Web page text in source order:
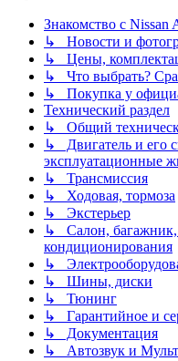
Знакомство с Nissan
↳ Новости и
↳ Цены,
↳ Что выбрать?
↳ Покупка у
Технический раздел
↳ Общий
↳ Двигатель и его
эксплуатационные
↳ Трансмиссия
↳ Ходовая, тормоза
↳ Экстерьер
↳ Салон, багажник,
кондиционирования
↳
↳ Шины, диски
↳ Тюнинг
↳ Гарантийное и
↳ Документация
↳ Автозвук и